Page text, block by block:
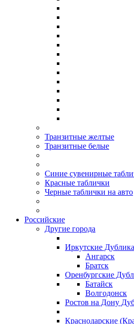
Транзитные желтые
Транзитные белые
Синие сувенирные
Красные таблички
Черные таблички на авто
Российские
Другие города
Иркутские
Ангарск
Братск
Оренбургские
Батайск
Волгодонск
Ростов на Дону
Краснодарские